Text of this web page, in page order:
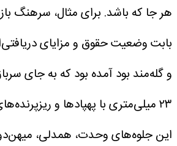
هر جا که باشد. برای مثال، سرهنگ
بابت وضعیت حقوق و مزایای
و گله‌مند بود آمده بود که به جای
۲۳ میلی‌متری با پهپادها و
این جلوه‌های وحدت، همدلی،